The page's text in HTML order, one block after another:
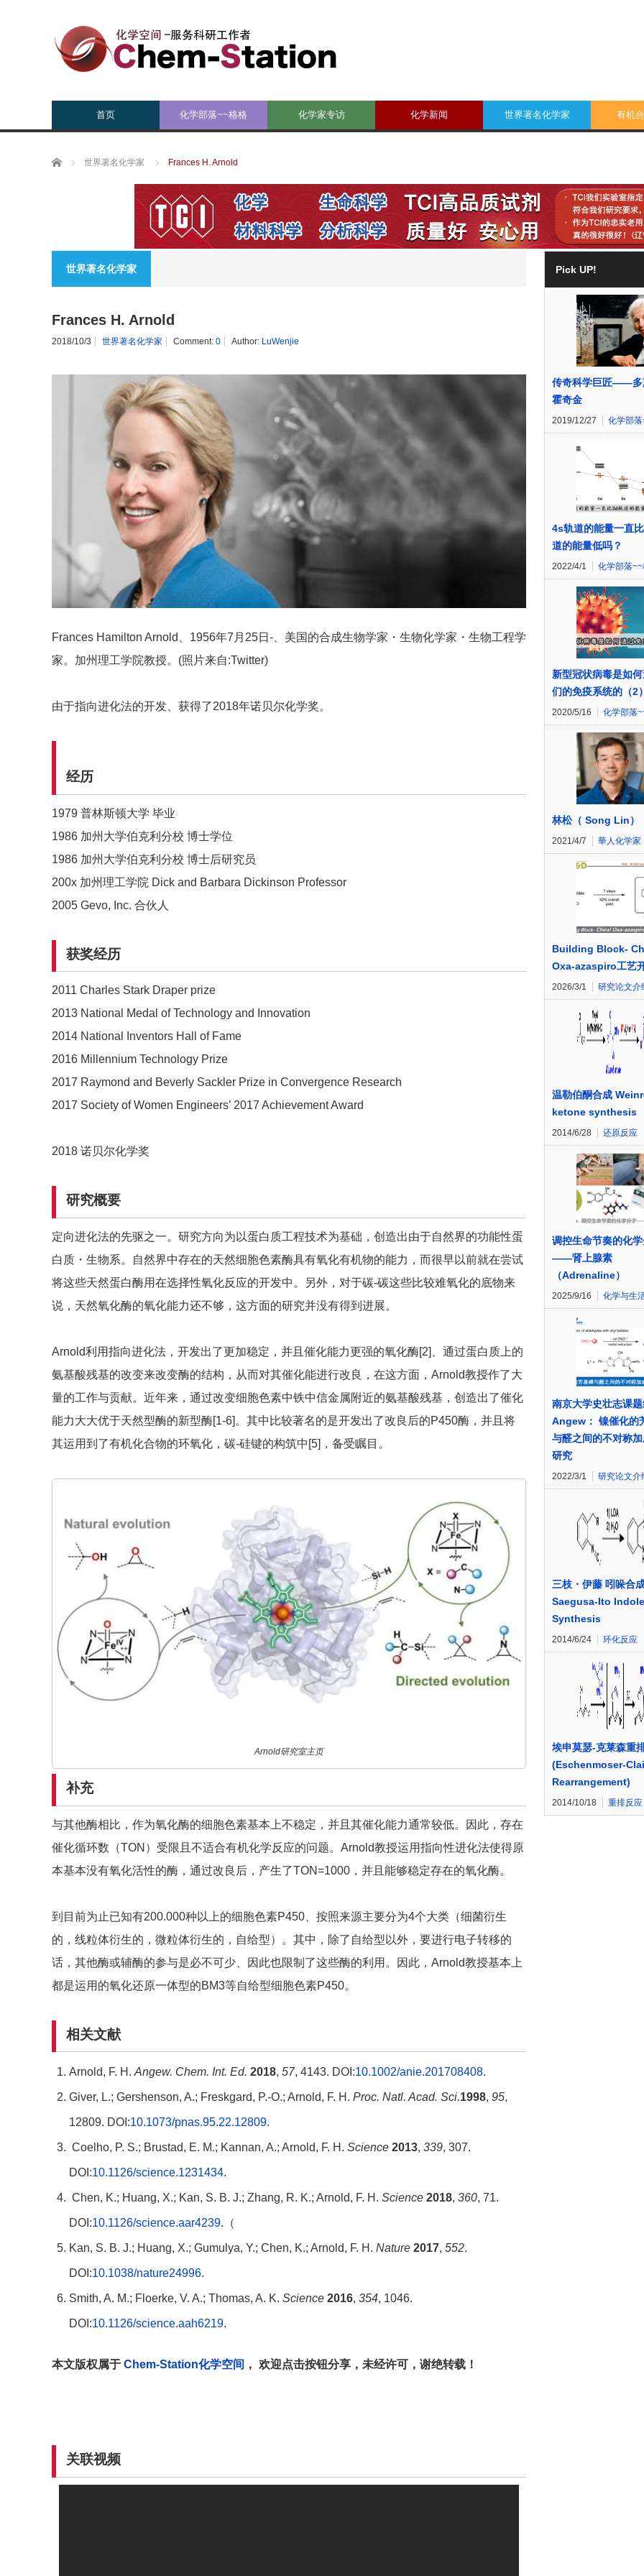
首页 化学部落~~格格 化学家专访 化学新闻 世界著名化学家 有机
Home 世界著名化学家 Frances H. Arnold
世界著名化学家
Frances H. Arnold
2018/10/3 世界著名化学家 Comment: 0 Author: LuWenjie
Frances Hamilton Arnold、1956年7月25日-、美国的合成生物学家・生物化学家・生物工程学
家。加州理工学院教授。(照片来自:Twitter)
由于指向进化法的开发、获得了2018年诺贝尔化学奖。
经历
1979 普林斯顿大学 毕业
1986 加州大学伯克利分校 博士学位
1986 加州大学伯克利分校 博士后研究员
200x 加州理工学院 Dick and Barbara Dickinson Professor
2005 Gevo, Inc. 合伙人
获奖经历
2011 Charles Stark Draper prize
2013 National Medal of Technology and Innovation
2014 National Inventors Hall of Fame
2016 Millennium Technology Prize
2017 Raymond and Beverly Sackler Prize in Convergence Research
2017 Society of Women Engineers’ 2017 Achievement Award
2018 诺贝尔化学奖
研究概要
定向进化法的先驱之一。研究方向为以蛋白质工程技术为基础，创造出由于自然界的功能性蛋
白质・生物系。自然界中存在的天然细胞色素酶具有氧化有机物的能力，而很早以前就在尝试
将这些天然蛋白酶用在选择性氧化反应的开发中。另外，对于碳-碳这些比较难氧化的底物来
说，天然氧化酶的氧化能力还不够，这方面的研究并没有得到进展。
Arnold利用指向进化法，开发出了更加稳定，并且催化能力更强的氧化酶[2]、通过蛋白质上的
氨基酸残基的改变来改变酶的结构，从而对其催化能进行改良，在这方面，Arnold教授作了大
量的工作与贡献。近年来，通过改变细胞色素中铁中信金属附近的氨基酸残基，创造出了催化
能力大大优于天然型酶的新型酶[1-6]。其中比较著名的是开发出了改良后的P450酶，并且将
其运用到了有机化合物的环氧化，碳-硅键的构筑中[5]，备受瞩目。
Arnold研究室主页
补充
与其他酶相比，作为氧化酶的细胞色素基本上不稳定，并且其催化能力通常较低。因此，存在
催化循环数（TON）受限且不适合有机化学反应的问题。Arnold教授运用指向性进化法使得原
本基本没有氧化活性的酶，通过改良后，产生了TON=1000，并且能够稳定存在的氧化酶。
到目前为止已知有200.000种以上的细胞色素P450、按照来源主要分为4个大类（细菌衍生
的，线粒体衍生的，微粒体衍生的，自给型）。其中，除了自给型以外，要进行电子转移的
话，其他酶或辅酶的参与是必不可少、因此也限制了这些酶的利用。因此，Arnold教授基本上
都是运用的氧化还原一体型的BM3等自给型细胞色素P450。
相关文献
Arnold, F. H. Angew. Chem. Int. Ed. 2018, 57, 4143. DOI:10.1002/anie.201708408.
Giver, L.; Gershenson, A.; Freskgard, P.-O.; Arnold, F. H. Proc. Natl. Acad. Sci.1998, 95,
12809. DOI:10.1073/pnas.95.22.12809.
Coelho, P. S.; Brustad, E. M.; Kannan, A.; Arnold, F. H. Science 2013, 339, 307.
DOI:10.1126/science.1231434.
Chen, K.; Huang, X.; Kan, S. B. J.; Zhang, R. K.; Arnold, F. H. Science 2018, 360, 71.
DOI:10.1126/science.aar4239.（
Kan, S. B. J.; Huang, X.; Gumulya, Y.; Chen, K.; Arnold, F. H. Nature 2017, 552.
DOI:10.1038/nature24996.
Smith, A. M.; Floerke, V. A.; Thomas, A. K. Science 2016, 354, 1046.
DOI:10.1126/science.aah6219.
本文版权属于 Chem-Station化学空间 ， 欢迎点击按钮分享，未经许可，谢绝转载！
关联视频
Pick UP!
传奇科学巨匠——多
霍奇金
2019/12/27 化学部
4s轨道的能量一直
道的能量低吗？
2022/4/1 化学部落
新型冠状病毒是如
们的免疫系统的（2）
2020/5/16 化学部落
林松（ Song Lin）
2021/4/7 華人化学家
Building Block-
Oxa-azaspiro工艺
2026/3/1 研究论文介
温勒伯酮合成
ketone synthesis
2014/6/28 还原反应
调控生命节奏的化
——肾上腺素
（Adrenaline）
2025/9/16 化学与生
南京大学史壮志课题
Angew： 镍催化的
与醛之间的不对称
研究
2022/3/1 研究论文介
三枝・伊藤 吲哚合
Saegusa-Ito Indole
Synthesis
2014/6/24 环化反应
埃申莫瑟-克莱森重
(Eschenmoser-
Rearrangement)
2014/10/18 重排反应